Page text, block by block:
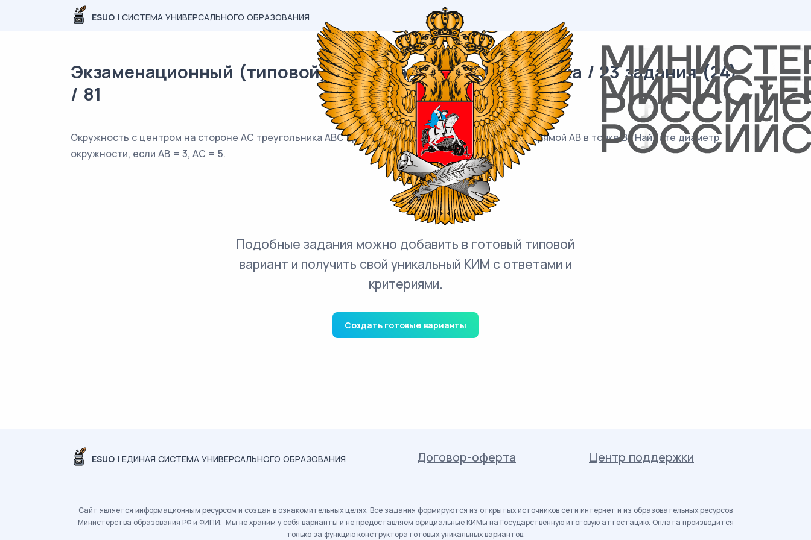
ESUO | СИСТЕМА УНИВЕРСАЛЬНОГО ОБРАЗОВАНИЯ
Экзаменационный (типовой) материал ОГЭ / Математика / 23 задания (24)
/ 81
Окружность с центром на стороне AC треугольника ABC проходит через вершину C и касается прямой AB в точке B . Найдите диаметр
окружности, если AB = 3, AC = 5.
Подобные задания можно добавить в готовый типовой
вариант и получить свой уникальный КИМ с ответами и
критериями.
Создать готовые варианты
ESUO | ЕДИНАЯ СИСТЕМА УНИВЕРСАЛЬНОГО ОБРАЗОВАНИЯ Договор-оферта Центр поддержки
Сайт является информационным ресурсом и создан в ознакомительных целях. Все задания формируются из открытых источников сети интернет и из образовательных ресурсов
Министерства образования РФ и ФИПИ. Мы не храним у себя варианты и не предоставляем официальные КИМы на Государственную итоговую аттестацию. Оплата производится
только за функцию конструктора готовых уникальных вариантов.